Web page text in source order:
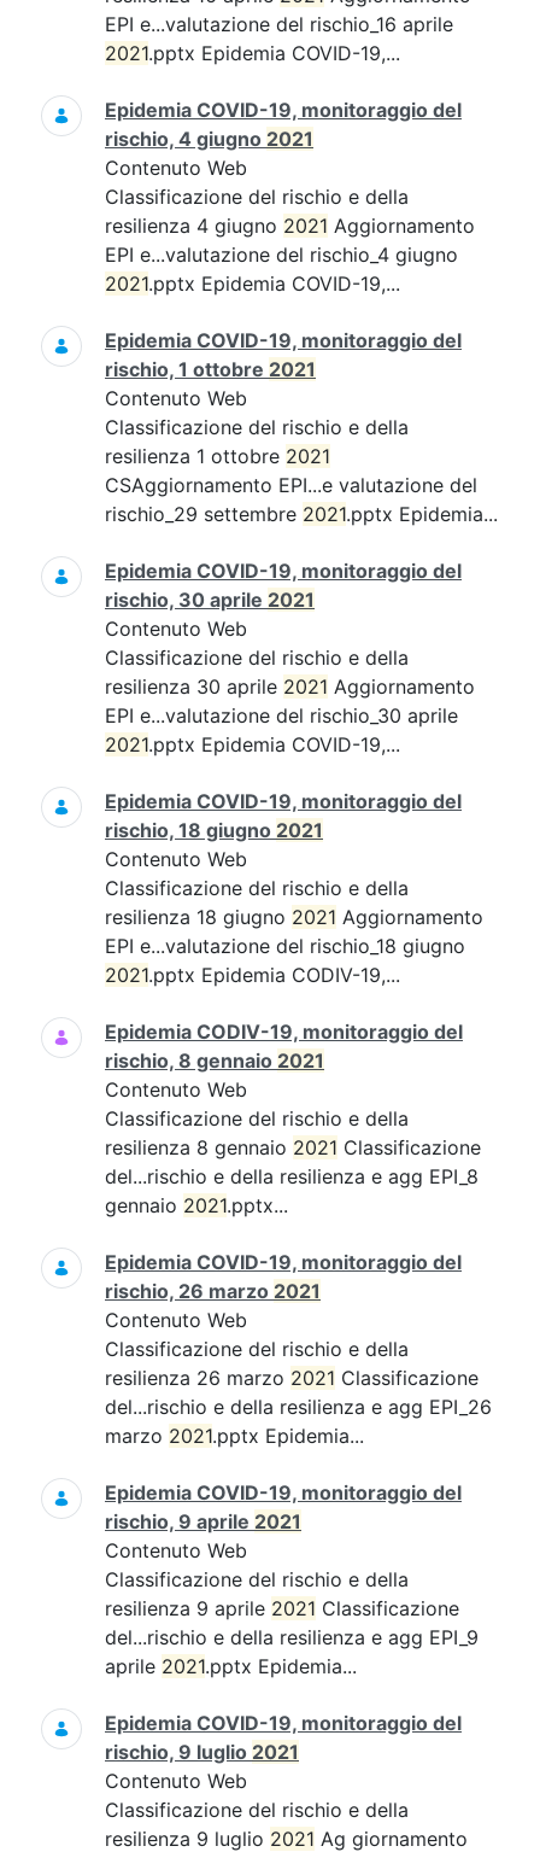
EPI e...valutazione del rischio_16 aprile
2021.pptx Epidemia COVID-19,...
Epidemia COVID-19, monitoraggio del
rischio, 4 giugno 2021
Contenuto Web
Classificazione del rischio e della
resilienza 4 giugno 2021 Aggiornamento
EPI e...valutazione del rischio_4 giugno
2021.pptx Epidemia COVID-19,...
Epidemia COVID-19, monitoraggio del
rischio, 1 ottobre 2021
Contenuto Web
Classificazione del rischio e della
resilienza 1 ottobre 2021
CSAggiornamento EPI...e valutazione del
rischio_29 settembre 2021.pptx Epidemia...
Epidemia COVID-19, monitoraggio del
rischio, 30 aprile 2021
Contenuto Web
Classificazione del rischio e della
resilienza 30 aprile 2021 Aggiornamento
EPI e...valutazione del rischio_30 aprile
2021.pptx Epidemia COVID-19,...
Epidemia COVID-19, monitoraggio del
rischio, 18 giugno 2021
Contenuto Web
Classificazione del rischio e della
resilienza 18 giugno 2021 Aggiornamento
EPI e...valutazione del rischio_18 giugno
2021.pptx Epidemia CODIV-19,...
Epidemia CODIV-19, monitoraggio del
rischio, 8 gennaio 2021
Contenuto Web
Classificazione del rischio e della
resilienza 8 gennaio 2021 Classificazione
del...rischio e della resilienza e agg EPI_8
gennaio 2021.pptx...
Epidemia COVID-19, monitoraggio del
rischio, 26 marzo 2021
Contenuto Web
Classificazione del rischio e della
resilienza 26 marzo 2021 Classificazione
del...rischio e della resilienza e agg EPI_26
marzo 2021.pptx Epidemia...
Epidemia COVID-19, monitoraggio del
rischio, 9 aprile 2021
Contenuto Web
Classificazione del rischio e della
resilienza 9 aprile 2021 Classificazione
del...rischio e della resilienza e agg EPI_9
aprile 2021.pptx Epidemia...
Epidemia COVID-19, monitoraggio del
rischio, 9 luglio 2021
Contenuto Web
Classificazione del rischio e della
resilienza 9 luglio 2021 Ag giornamento